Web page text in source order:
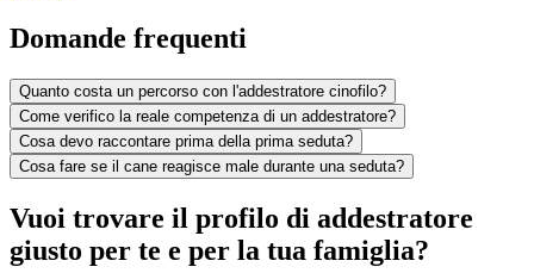
Domande frequenti
Quanto costa un percorso con l'addestratore cinofilo?
Come verifico la reale competenza di un addestratore?
Cosa devo raccontare prima della prima seduta?
Cosa fare se il cane reagisce male durante una seduta?
Vuoi trovare il profilo di addestratore
giusto per te e per la tua famiglia?